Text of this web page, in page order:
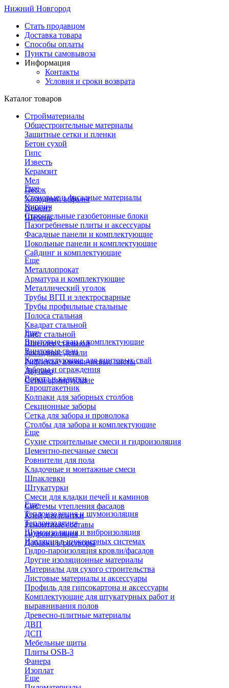
Нижний Новгород
Стать продавцом
Доставка товара
Способы оплаты
Пункты самовывоза
Информация
Контакты
Условия и сроки возврата
Каталог товаров
Стройматериалы
Общестроительные материалы
Защитные сетки и пленки
Бетон сухой
Гипс
Известь
Керамзит
Мел
Песок
Холодный асфальт
Цемент
Щебень
Еще
Стеновые и фасадные материалы
Кирпич
Строительные газобетонные блоки
Пазогребневые плиты и аксессуары
Фасадные панели и комплектующие
Цокольные панели и комплектующие
Сайдинг и комплектующие
Еще
Металлопрокат
Арматура и комплектующие
Металлический уголок
Трубы ВГП и электросварные
Трубы профильные стальные
Полоса стальная
Квадрат стальной
Лист стальной
Швеллер стальной
Закладные детали
Рифленые алюминиевые листы
Двутавр
Сетки армирующие
Еще
Винтовые сваи и комплектующие
Винтовые сваи
Комплектующие для винтовых свай
Заборы и ограждения
Ворота и калитки
Евроштакетник
Колпаки для заборных столбов
Секционные заборы
Сетка для забора и проволока
Столбы для забора и комплектующие
Еще
Сухие строительные смеси и гидроизоляция
Цементно-песчаные смеси
Ровнители для пола
Кладочные и монтажные смеси
Шпаклевки
Штукатурки
Смеси для кладки печей и каминов
Системы утепления фасадов
Клей для плитки
Ремонтные составы
Гидроизоляция
Добавки в растворы
Еще
Теплоизоляция и шумоизоляция
Теплоизоляция
Шумоизоляция и виброизоляция
Изоляция в инженерных системах
Гидро-пароизоляция кровли/фасадов
Другие изоляционные материалы
Материалы для сухого строительства
Листовые материалы и аксессуары
Профиль для гипсокартона и аксессуары
Комплектующие для штукатурных работ и
выравнивания полов
Древесно-плитные материалы
ДВП
ДСП
Мебельные щиты
Плиты OSB-3
Фанера
Изоплат
Еще